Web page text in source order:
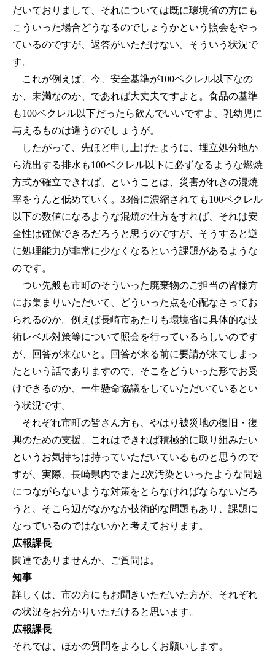
だいておりまして、それについては既に環境省の方にも
こういった場合どうなるのでしょうかという照会をやっ
ているのですが、返答がいただけない。そういう状況で
す。
これが例えば、今、安全基準が100ベクレル以下なの
か、未満なのか、であれば大丈夫ですよと。食品の基準
も100ベクレル以下だったら飲んでいいですよ、乳幼児に
与えるものは違うのでしょうが。
したがって、先ほど申し上げたように、埋立処分地か
ら流出する排水も100ベクレル以下に必ずなるような燃焼
方式が確立できれば、ということは、災害がれきの混焼
率をうんと低めていく。33倍に濃縮されても100ベクレル
以下の数値になるような混焼の仕方をすれば、それは安
全性は確保できるだろうと思うのですが、そうすると逆
に処理能力が非常に少なくなるという課題があるような
のです。
つい先般も市町のそういった廃棄物のご担当の皆様方
にお集まりいただいて、どういった点を心配なさってお
られるのか。例えば長崎市あたりも環境省に具体的な技
術レベル対策等について照会を行っているらしいのです
が、回答が来ないと。回答が来る前に要請が来てしまっ
たという話でありますので、そこをどういった形でお受
けできるのか、一生懸命協議をしていただいているとい
う状況です。
それぞれ市町の皆さん方も、やはり被災地の復旧・復
興のための支援、これはできれば積極的に取り組みたい
というお気持ちは持っていただいているものと思うので
すが、実際、長崎県内でまた2次汚染といったような問題
につながらないような対策をとらなければならないだろ
うと、そこら辺がなかなか技術的な問題もあり、課題に
なっているのではないかと考えております。
広報課長
関連でありませんか、ご質問は。
知事
詳しくは、市の方にもお聞きいただいた方が、それぞれ
の状況をお分かりいただけると思います。
広報課長
それでは、ほかの質問をよろしくお願いします。